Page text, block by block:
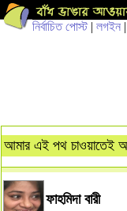
নির্বাচিত পোস্ট| লগইন |
আমার এই পথ চাওয়াতেই
ফাহমিদা বারী